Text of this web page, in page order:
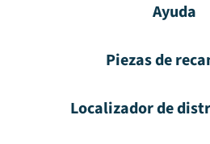
Ayuda
Piezas de
Localizador de